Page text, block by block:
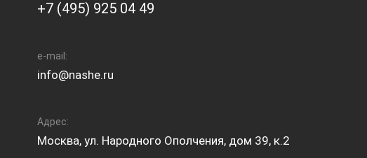
+7 (495) 925 04 49
e-mail:
info@nashe.ru
Адрес:
Москва, ул. Народного Ополчения, дом 39, к.2